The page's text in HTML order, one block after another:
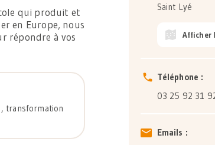
qui produit et
en Europe, nous
répondre à vos
transformation
Saint Lyé
Afficher
Téléphone :
03 25 92 31
Emails :